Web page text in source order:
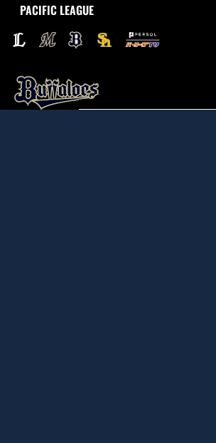
PACIFIC LEAGUE